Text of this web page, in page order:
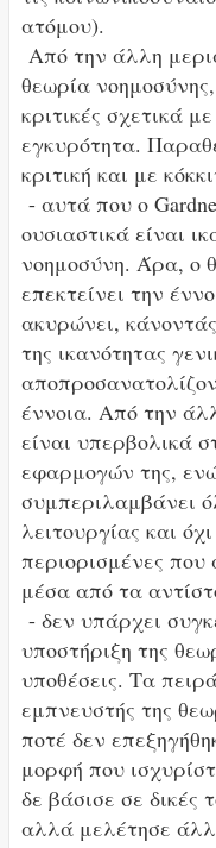
ατόμου).
Από την άλλη
θεωρία
κριτικές σχετικά
εγκυρότητα.
κριτική και με
- αυτά που ο
ουσιαστικά είναι
νοημοσύνη. Άρα, ο
επεκτείνει την
ακυρώνει,
της ικανότητας
έννοια. Από την
είναι υπερβολικά
εφαρμογών της,
συμπεριλαμβάνει
λειτουργίας και
περιορισμένες που
μέσα από τα
- δεν υπάρχει
υποστήριξη της
υποθέσεις. Τα
εμπνευστής της
ποτέ δεν
μορφή που
δε βάσισε σε δικές
αλλά μελέτησε